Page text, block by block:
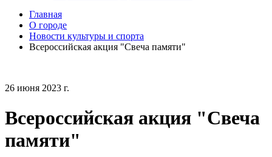
Главная
О городе
Новости культуры и спорта
Всероссийская акция "Свеча памяти"
26 июня 2023 г.
Всероссийская акция "Свеча
памяти"